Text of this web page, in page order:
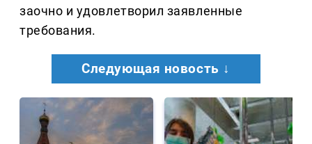
заочно и удовлетворил заявленные
требования.
Следующая новость ↓